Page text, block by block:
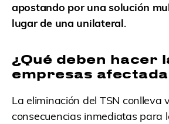
apostando por una solución
lugar de una unilateral.
¿Qué deben hacer
empresas
La eliminación del TSN conlleva
consecuencias inmediatas para